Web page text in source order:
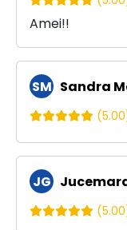
Amei!!
SM Sandra
JG